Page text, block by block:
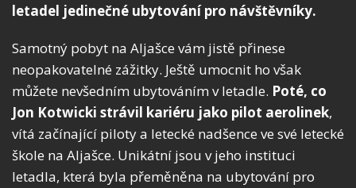
letadel jedinečné ubytování pro návštěvníky.
Samotný pobyt na Aljašce vám jistě přinese
neopakovatelné zážitky. Ještě umocnit ho však
můžete nevšedním ubytováním v letadle. Poté, co
Jon Kotwicki strávil kariéru jako pilot aerolinek,
vítá začínající piloty a letecké nadšence ve své letecké
škole na Aljašce. Unikátní jsou v jeho instituci
letadla, která byla přeměněna na ubytování pro